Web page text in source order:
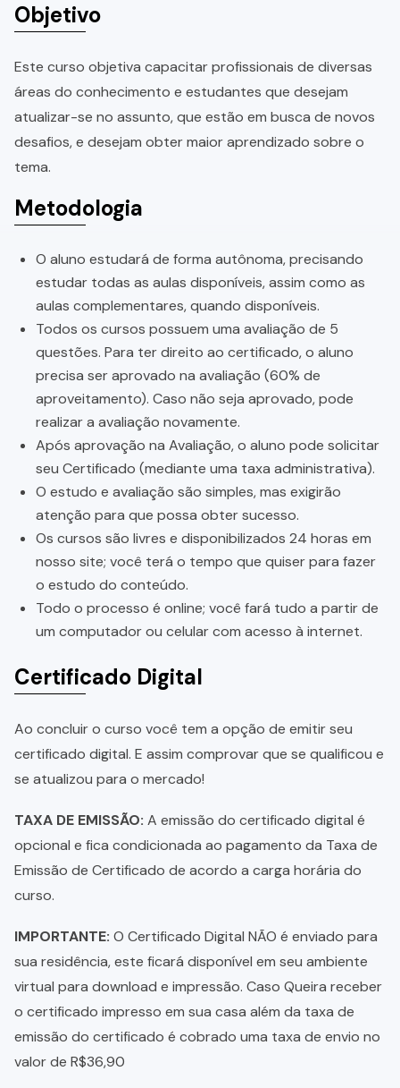
Objetivo
Este curso objetiva capacitar profissionais de diversas
áreas do conhecimento e estudantes que desejam
atualizar-se no assunto, que estão em busca de novos
desafios, e desejam obter maior aprendizado sobre o
tema.
Metodologia
O aluno estudará de forma autônoma, precisando
estudar todas as aulas disponíveis, assim como as
aulas complementares, quando disponíveis.
Todos os cursos possuem uma avaliação de 5
questões. Para ter direito ao certificado, o aluno
precisa ser aprovado na avaliação (60% de
aproveitamento). Caso não seja aprovado, pode
realizar a avaliação novamente.
Após aprovação na Avaliação, o aluno pode solicitar
seu Certificado (mediante uma taxa administrativa).
O estudo e avaliação são simples, mas exigirão
atenção para que possa obter sucesso.
Os cursos são livres e disponibilizados 24 horas em
nosso site; você terá o tempo que quiser para fazer
o estudo do conteúdo.
Todo o processo é online; você fará tudo a partir de
um computador ou celular com acesso à internet.
Certificado Digital
Ao concluir o curso você tem a opção de emitir seu
certificado digital. E assim comprovar que se qualificou e
se atualizou para o mercado!
TAXA DE EMISSÃO: A emissão do certificado digital é
opcional e fica condicionada ao pagamento da Taxa de
Emissão de Certificado de acordo a carga horária do
curso.
IMPORTANTE: O Certificado Digital NÃO é enviado para
sua residência, este ficará disponível em seu ambiente
virtual para download e impressão. Caso Queira receber
o certificado impresso em sua casa além da taxa de
emissão do certificado é cobrado uma taxa de envio no
valor de R$36,90